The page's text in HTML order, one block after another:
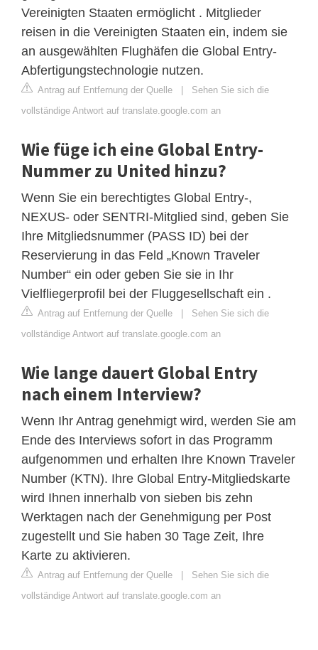
Vereinigten Staaten ermöglicht . Mitglieder
reisen in die Vereinigten Staaten ein, indem sie
an ausgewählten Flughäfen die Global Entry-
Abfertigungstechnologie nutzen.
Antrag auf Entfernung der Quelle | Sehen Sie sich die
vollständige Antwort auf translate.google.com an
Wie füge ich eine Global Entry-
Nummer zu United hinzu?
Wenn Sie ein berechtigtes Global Entry-,
NEXUS- oder SENTRI-Mitglied sind, geben Sie
Ihre Mitgliedsnummer (PASS ID) bei der
Reservierung in das Feld „Known Traveler
Number“ ein oder geben Sie sie in Ihr
Vielfliegerprofil bei der Fluggesellschaft ein .
Antrag auf Entfernung der Quelle | Sehen Sie sich die
vollständige Antwort auf translate.google.com an
Wie lange dauert Global Entry
nach einem Interview?
Wenn Ihr Antrag genehmigt wird, werden Sie am
Ende des Interviews sofort in das Programm
aufgenommen und erhalten Ihre Known Traveler
Number (KTN). Ihre Global Entry-Mitgliedskarte
wird Ihnen innerhalb von sieben bis zehn
Werktagen nach der Genehmigung per Post
zugestellt und Sie haben 30 Tage Zeit, Ihre
Karte zu aktivieren.
Antrag auf Entfernung der Quelle | Sehen Sie sich die
vollständige Antwort auf translate.google.com an